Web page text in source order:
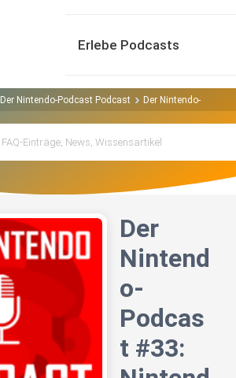
Erlebe Podcasts
Der Nintendo-Podcast Podcast Der Nintendo-
Der
Nintend
o-
Podcas
t #33: